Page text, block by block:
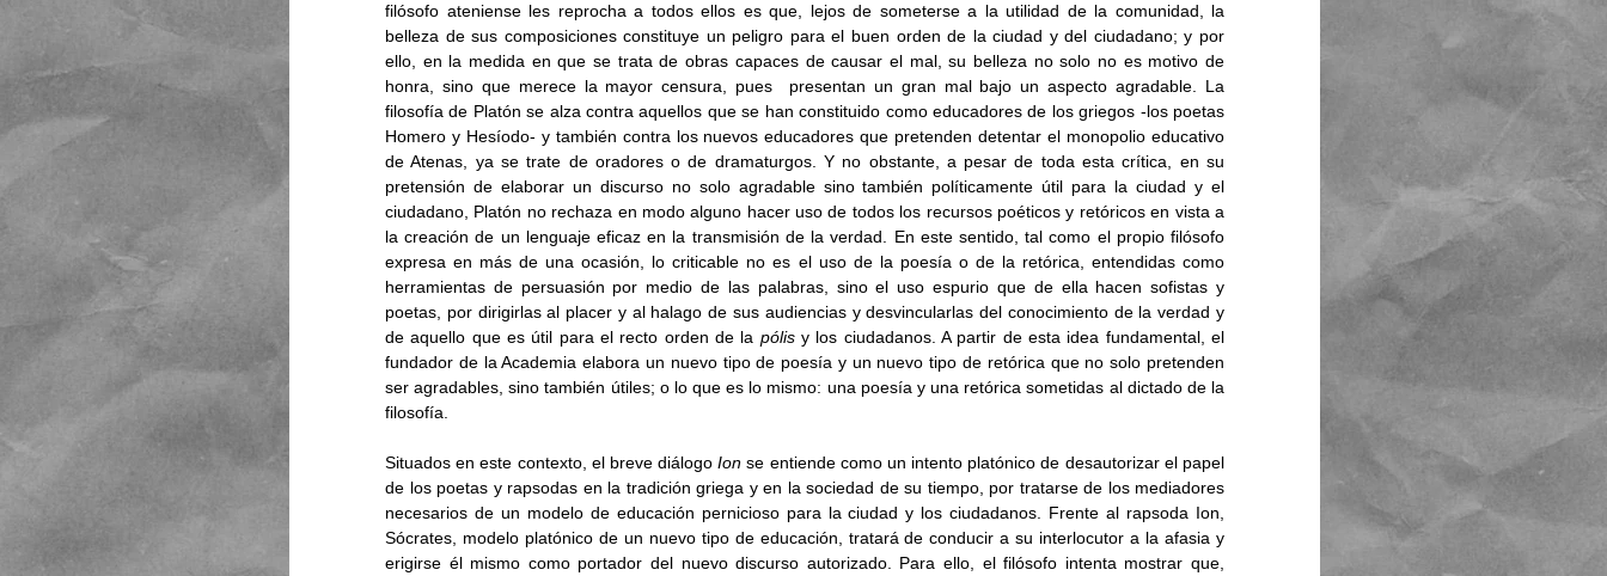
filósofo ateniense les reprocha a todos ellos es que, lejos de someterse a la utilidad de la comunidad, la
belleza de sus composiciones constituye un peligro para el buen orden de la ciudad y del ciudadano; y por
ello, en la medida en que se trata de obras capaces de causar el mal, su belleza no solo no es motivo de
honra, sino que merece la mayor censura, pues  presentan un gran mal bajo un aspecto agradable. La
filosofía de Platón se alza contra aquellos que se han constituido como educadores de los griegos -los poetas
Homero y Hesíodo- y también contra los nuevos educadores que pretenden detentar el monopolio educativo
de Atenas, ya se trate de oradores o de dramaturgos. Y no obstante, a pesar de toda esta crítica, en su
pretensión de elaborar un discurso no solo agradable sino también políticamente útil para la ciudad y el
ciudadano, Platón no rechaza en modo alguno hacer uso de todos los recursos poéticos y retóricos en vista a
la creación de un lenguaje eficaz en la transmisión de la verdad. En este sentido, tal como el propio filósofo
expresa en más de una ocasión, lo criticable no es el uso de la poesía o de la retórica, entendidas como
herramientas de persuasión por medio de las palabras, sino el uso espurio que de ella hacen sofistas y
poetas, por dirigirlas al placer y al halago de sus audiencias y desvincularlas del conocimiento de la verdad y
de aquello que es útil para el recto orden de la pólis y los ciudadanos. A partir de esta idea fundamental, el
fundador de la Academia elabora un nuevo tipo de poesía y un nuevo tipo de retórica que no solo pretenden
ser agradables, sino también útiles; o lo que es lo mismo: una poesía y una retórica sometidas al dictado de la
filosofía.
Situados en este contexto, el breve diálogo Ion se entiende como un intento platónico de desautorizar el papel
de los poetas y rapsodas en la tradición griega y en la sociedad de su tiempo, por tratarse de los mediadores
necesarios de un modelo de educación pernicioso para la ciudad y los ciudadanos. Frente al rapsoda Ion,
Sócrates, modelo platónico de un nuevo tipo de educación, tratará de conducir a su interlocutor a la afasia y
erigirse él mismo como portador del nuevo discurso autorizado. Para ello, el filósofo intenta mostrar que,